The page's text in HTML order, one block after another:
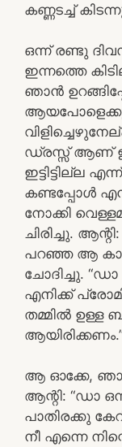
കണ്ണടച്ച്
ഒന്ന് രണ്ടു
ഇന്നത്തെ
ഞാൻ
ഡ്രസ്സ് ആണ്
ഇട്ടിട്ടില്ല
കണ്ടപ്പോൾ
നോക്കി
ചിരിച്ചു.
പറഞ്ഞ ആ
ചോദിച്ചു.
എനിക്ക്
തമ്മിൽ ഉള്ള
ആ ഓക്കേ,
ആന്റി: “ഡാ
പാതിരക്കു
നീ എന്നെ